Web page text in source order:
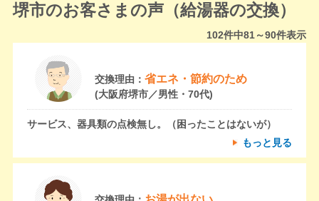
堺市のお客さまの声（給湯器の交換）
102件中81～90件表示
交換理由： 省エネ・節約のため
(大阪府堺市／男性・70代)
サービス、器具類の点検無し。（困ったことはないが）
もっと見る